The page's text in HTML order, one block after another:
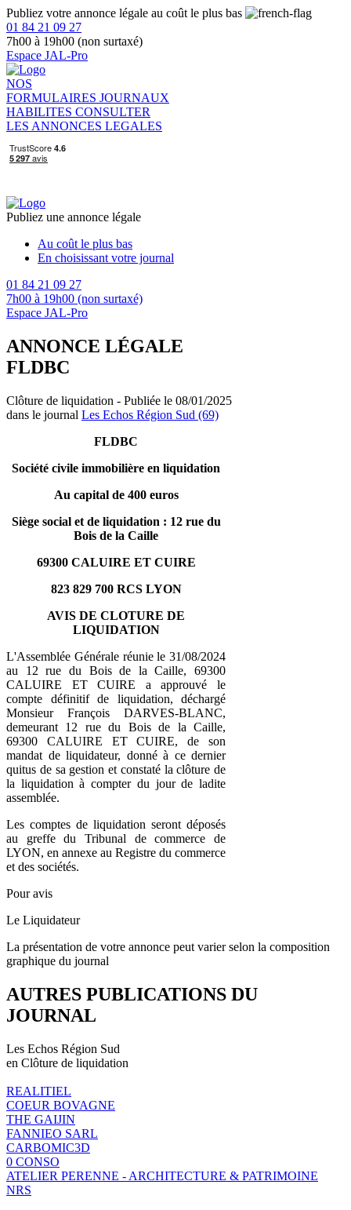
Publiez votre annonce légale au coût le plus bas
01 84 21 09 27
7h00 à 19h00 (non surtaxé)
Espace JAL-Pro
NOS
FORMULAIRES JOURNAUX
HABILITES CONSULTER
LES ANNONCES LEGALES
Publiez une annonce légale
Au coût le plus bas
En choisissant votre journal
01 84 21 09 27
7h00 à 19h00 (non surtaxé)
Espace JAL-Pro
ANNONCE LÉGALE
FLDBC
Clôture de liquidation - Publiée le 08/01/2025
dans le journal Les Echos Région Sud (69)
FLDBC
Société civile immobilière en liquidation
Au capital de 400 euros
Siège social et de liquidation : 12 rue du
Bois de la Caille
69300 CALUIRE ET CUIRE
823 829 700 RCS LYON
AVIS DE CLOTURE DE
LIQUIDATION
L'Assemblée Générale réunie le 31/08/2024
au 12 rue du Bois de la Caille, 69300
CALUIRE ET CUIRE a approuvé le
compte définitif de liquidation, déchargé
Monsieur François DARVES-BLANC,
demeurant 12 rue du Bois de la Caille,
69300 CALUIRE ET CUIRE, de son
mandat de liquidateur, donné à ce dernier
quitus de sa gestion et constaté la clôture de
la liquidation à compter du jour de ladite
assemblée.
Les comptes de liquidation seront déposés
au greffe du Tribunal de commerce de
LYON, en annexe au Registre du commerce
et des sociétés.
Pour avis
Le Liquidateur
La présentation de votre annonce peut varier selon la composition
graphique du journal
AUTRES PUBLICATIONS DU
JOURNAL
Les Echos Région Sud
en Clôture de liquidation
REALITIEL
COEUR BOVAGNE
THE GAIJIN
FANNIEO SARL
CARBOMIC3D
0 CONSO
ATELIER PERENNE - ARCHITECTURE & PATRIMOINE
NRS